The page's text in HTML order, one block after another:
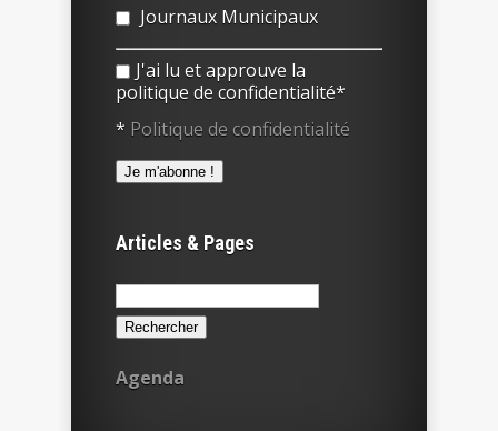
Journaux Municipaux
J'ai lu et approuve la
politique de confidentialité*
* Politique de confidentialité
Articles & Pages
Rechercher :
Agenda